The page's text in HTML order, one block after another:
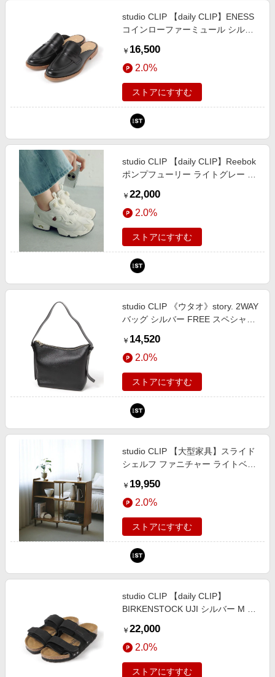
studio CLIP 【daily CLIP】ENESS
コインローファーミュール シルバ
ップ 671500 and ST アンドエステ
ィ（旧ドットエスティ）
￥ 16,500
2.0%
ストアにすすむ
studio CLIP 【daily CLIP】Reebok
ポンプフューリー ライトグレー L
598864 and ST アンドエスティ
（旧ドットエスティ）
￥ 22,000
2.0%
ストアにすすむ
studio CLIP 《ウタオ》story. 2WAY
バッグ シルバー FREE スペシャル
and ST アンドエスティ（旧ドット
エスティ）
￥ 14,520
2.0%
ストアにすすむ
studio CLIP 【大型家具】スライド
シェルフ ファニチャー ライトベー
587891 and ST アンドエスティ
（旧ドットエスティ）
￥ 19,950
2.0%
ストアにすすむ
studio CLIP 【daily CLIP】
BIRKENSTOCK UJI シルバー M Ｄ
1054004 and ST アンドエスティ
（旧ドットエスティ）
￥ 22,000
2.0%
ストアにすすむ